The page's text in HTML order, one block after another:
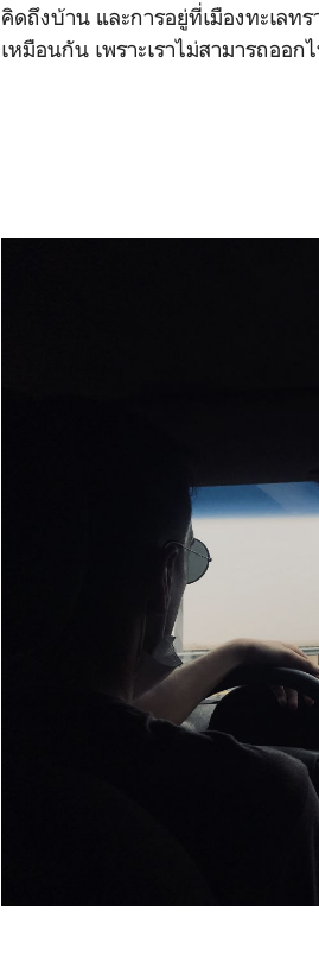
คิดถึงบ้าน และการอยู่ที่เมืองทะเลท
เหมือนกัน เพราะเราไม่สามารถออ